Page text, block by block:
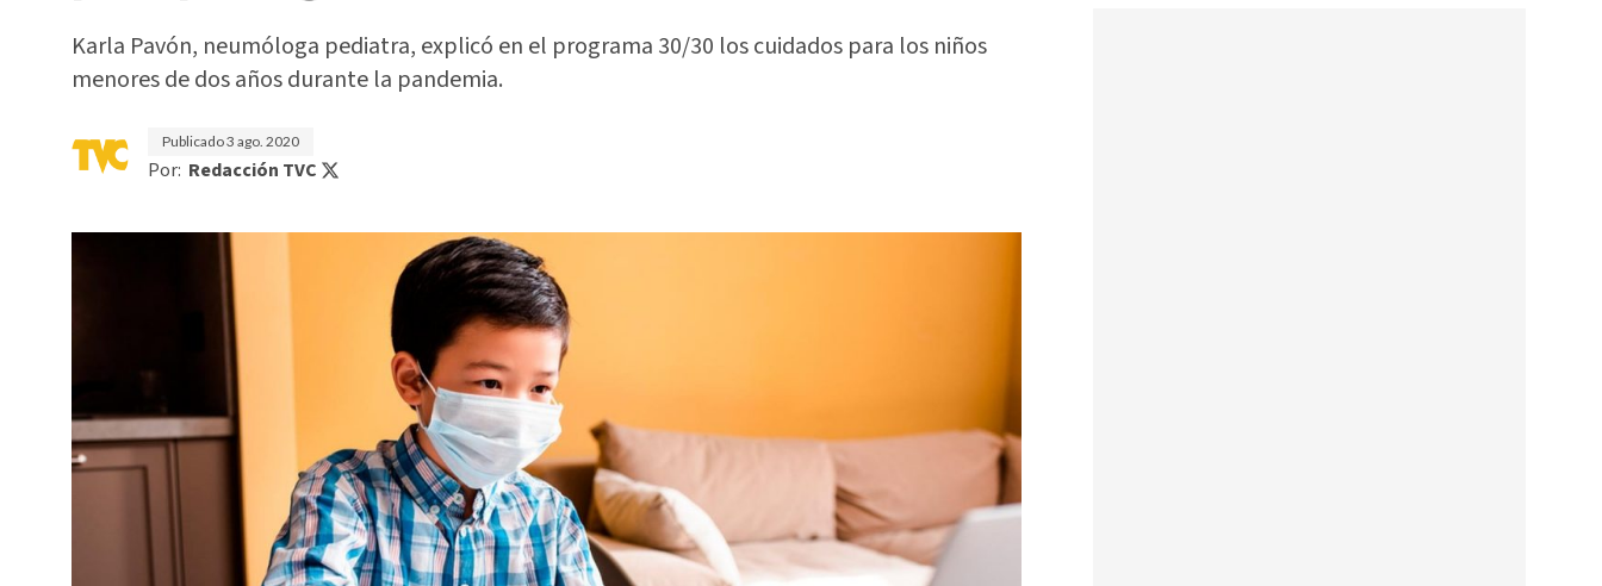
Karla Pavón, neumóloga pediatra, explicó en el programa 30/30 los cuidados para los niños
menores de dos años durante la pandemia.
Publicado3 ago. 2020
Por: Redacción TVC